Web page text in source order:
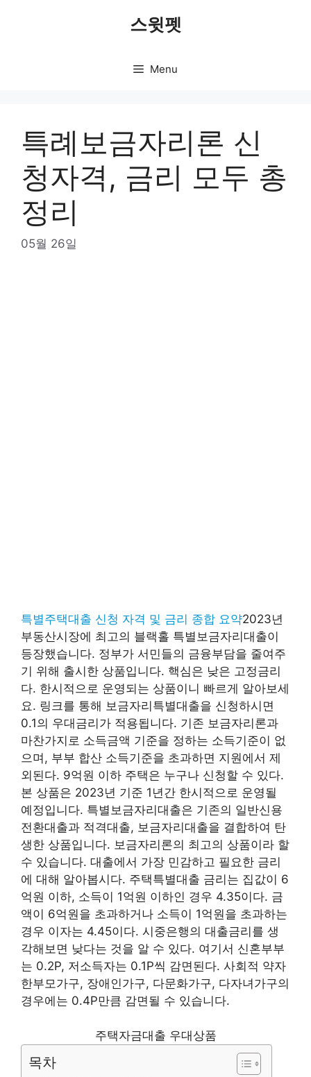
스윗펫
Menu
특례보금자리론 신
청자격, 금리 모두 총
정리
05월 26일
특별주택대출 신청 자격 및 금리 종합 요약2023년
부동산시장에 최고의 블랙홀 특별보금자리대출이
등장했습니다. 정부가 서민들의 금융부담을 줄여주
기 위해 출시한 상품입니다. 핵심은 낮은 고정금리
다. 한시적으로 운영되는 상품이니 빠르게 알아보세
요. 링크를 통해 보금자리특별대출을 신청하시면
0.1의 우대금리가 적용됩니다. 기존 보금자리론과
마찬가지로 소득금액 기준을 정하는 소득기준이 없
으며, 부부 합산 소득기준을 초과하면 지원에서 제
외된다. 9억원 이하 주택은 누구나 신청할 수 있다.
본 상품은 2023년 기준 1년간 한시적으로 운영될
예정입니다. 특별보금자리대출은 기존의 일반신용
전환대출과 적격대출, 보금자리대출을 결합하여 탄
생한 상품입니다. 보금자리론의 최고의 상품이라 할
수 있습니다. 대출에서 가장 민감하고 필요한 금리
에 대해 알아봅시다. 주택특별대출 금리는 집값이 6
억원 이하, 소득이 1억원 이하인 경우 4.35이다. 금
액이 6억원을 초과하거나 소득이 1억원을 초과하는
경우 이자는 4.45이다. 시중은행의 대출금리를 생
각해보면 낮다는 것을 알 수 있다. 여기서 신혼부부
는 0.2P, 저소득자는 0.1P씩 감면된다. 사회적 약자
한부모가구, 장애인가구, 다문화가구, 다자녀가구의
경우에는 0.4P만큼 감면될 수 있습니다.
주택자금대출 우대상품
목차